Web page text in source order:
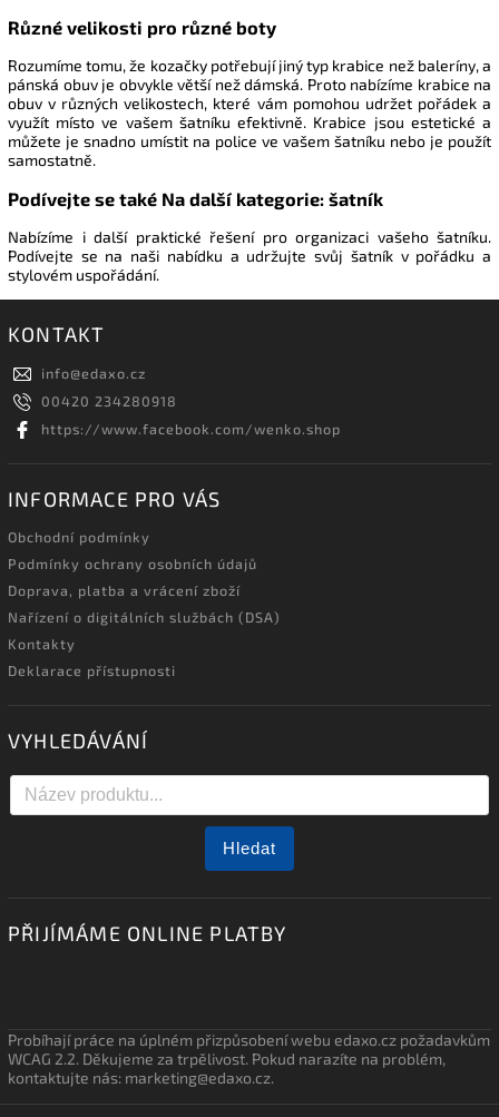
Různé velikosti pro různé boty
Rozumíme tomu, že kozačky potřebují jiný typ krabice než baleríny, a
pánská obuv je obvykle větší než dámská. Proto nabízíme krabice na
obuv v různých velikostech, které vám pomohou udržet pořádek a
využít místo ve vašem šatníku efektivně. Krabice jsou estetické a
můžete je snadno umístit na police ve vašem šatníku nebo je použít
samostatně.
Podívejte se také Na další kategorie: šatník
Nabízíme i další praktické řešení pro organizaci vašeho šatníku.
Podívejte se na naši nabídku a udržujte svůj šatník v pořádku a
stylovém uspořádání.
KONTAKT
info@edaxo.cz
00420 234280918
https://www.facebook.com/wenko.shop
INFORMACE PRO VÁS
Obchodní podmínky
Podmínky ochrany osobních údajů
Doprava, platba a vrácení zboží
Nařízení o digitálních službách (DSA)
Kontakty
Deklarace přístupnosti
VYHLEDÁVÁNÍ
Hledat
PŘIJÍMÁME ONLINE PLATBY
Probíhají práce na úplném přizpůsobení webu edaxo.cz požadavkům
WCAG 2.2. Děkujeme za trpělivost. Pokud narazíte na problém,
kontaktujte nás: marketing@edaxo.cz.